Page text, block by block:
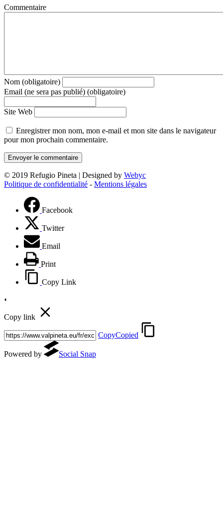
Commentaire
Nom (obligatoire)
Email (ne sera pas publié) (obligatoire)
Site Web
Enregistrer mon nom, mon e-mail et mon site dans le navigateur
pour mon prochain commentaire.
© 2019 Refugio Pineta | Designed by Webyc
Politique de confidentialité - Mentions légales
Facebook
Twitter
Email
Print
Copy Link
Copy link
CopyCopied
Powered by Social Snap